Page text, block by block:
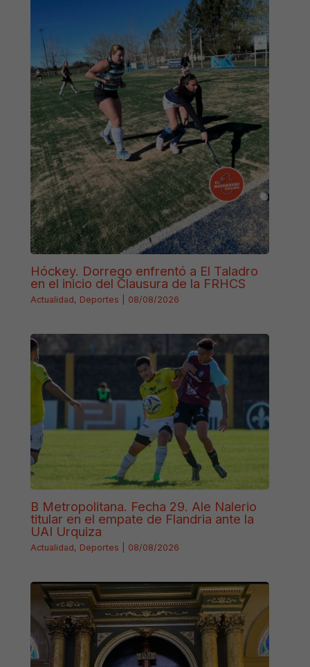
Hóckey. Dorrego enfrentó a El Taladro
en el inicio del Clausura de la FRHCS
Actualidad, Deportes 08/08/2026
B Metropolitana. Fecha 29. Ale Nalerio
titular en el empate de Flandria ante la
UAI Urquiza
Actualidad, Deportes 08/08/2026